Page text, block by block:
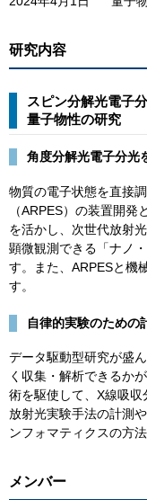
研究内容
スピン分解光電子
量子物性の研究
角度分解光電子分光
物質の電子状態を直接
（ARPES）の装置開
を活かし、次世代放射
顕微観測できる「ナノ
す。また、ARPESと機
す。
自律的実験のための
データ駆動型研究が盛
く収集・解析できるか
術を駆使して、X線吸
放射光実験手法の計測
ンフォマティクスの方
メンバー